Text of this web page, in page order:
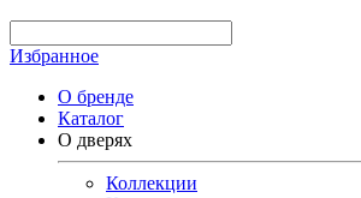
Избранное
О бренде
Каталог
О дверях
Коллекции